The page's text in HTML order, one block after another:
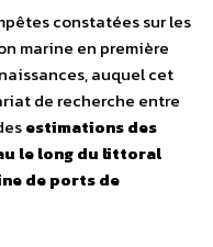
constatées sur les
marine en première
auquel cet
de recherche entre
estimations des
le long du littoral
de ports de